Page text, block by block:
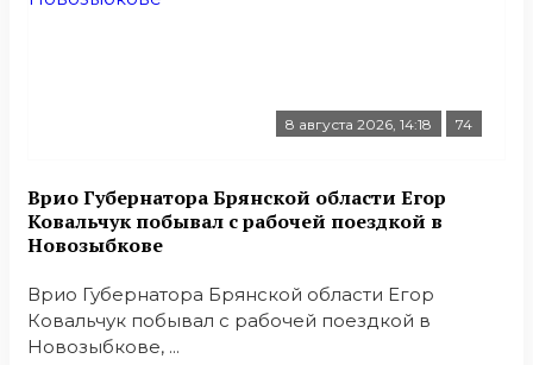
8 августа 2026, 14:18 74
Врио Губернатора Брянской области Егор
Ковальчук побывал с рабочей поездкой в
Новозыбкове
Врио Губернатора Брянской области Егор
Ковальчук побывал с рабочей поездкой в
Новозыбкове, ...